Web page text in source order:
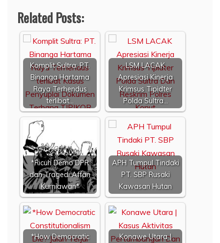
Related Posts:
Komplit Sultra: PT.
Binanga Hartama
Raya Terhendus
terlibat…
LSM LACAK
Apresiasi Kinerja
Krimsus Tipidter
Polda Sultra…
*Ricuh Demo DPR
dan Tragedi Affan
Kurniawan*
APH Tumpul Tindaki
PT. SBP Rusaki
Kawasan Hutan
*How Democratic
Konawe Utara |